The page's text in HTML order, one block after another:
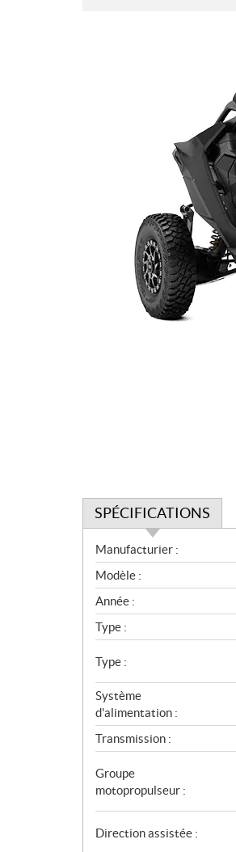
SPÉCIFICATIONS
S
p
é
c
i
f
i
c
a
t
i
o
s
Manufacturier :
Modèle :
Année :
Type :
Type :
Système
d'alimentation :
Transmission :
Groupe
motopropulseur :
Direction assistée :